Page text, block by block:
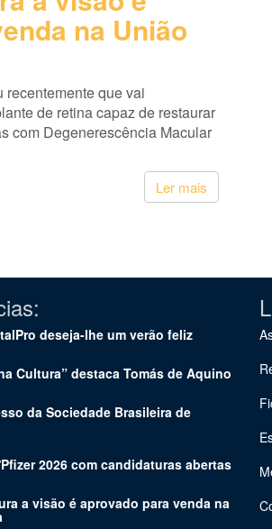
na União
que vai
de retina capaz de restaurar
com Degenerescência Macular
Ler mais
deseja-lhe um verão feliz
Cultura” destaca Tomás de Aquino
da Sociedade Brasileira de
2026 com candidaturas abertas
a visão é aprovado para venda na